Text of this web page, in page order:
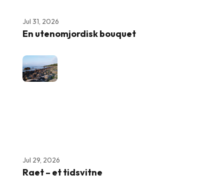
Jul 31, 2026
En utenomjordisk bouquet
Jul 29, 2026
Raet – et tidsvitne